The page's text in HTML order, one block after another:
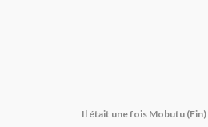
Il était une fois Mobutu (Fin)